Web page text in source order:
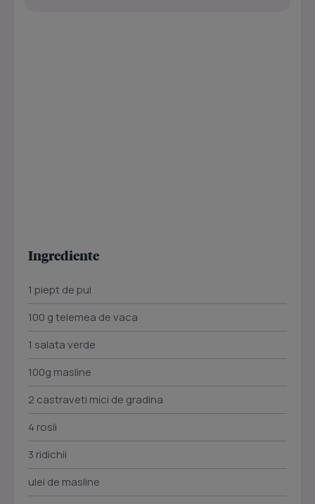
Ingrediente
1 piept de pui
100 g telemea de vaca
1 salata verde
100g masline
2 castraveti mici de gradina
4 rosii
3 ridichii
ulei de masline